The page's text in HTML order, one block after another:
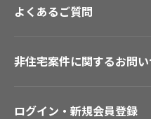
横浜ショールーム
札幌ショールーム
資料ダウンロード
お手入れ便利帳
サンプル・カタログ請求／お
よくあるご質問
非住宅案件に関するお問
ログイン・新規会員登録